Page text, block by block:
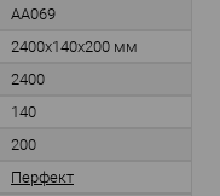
AA069
2400х140х200 мм
2400
140
200
Перфект